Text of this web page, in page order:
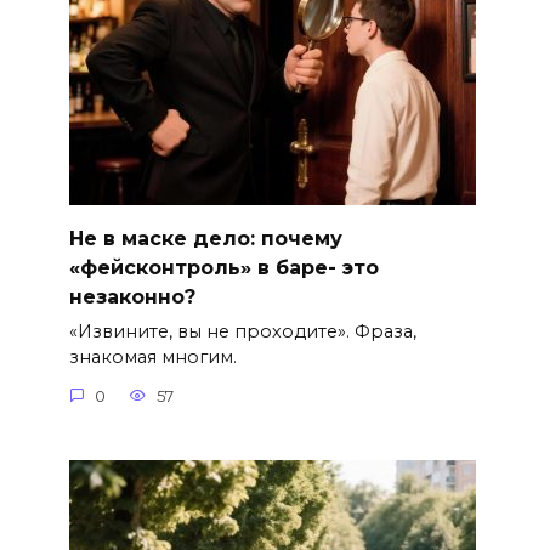
Не в маске дело: почему
«фейсконтроль» в баре- это
незаконно?
«Извините, вы не проходите». Фраза,
знакомая многим.
0 57